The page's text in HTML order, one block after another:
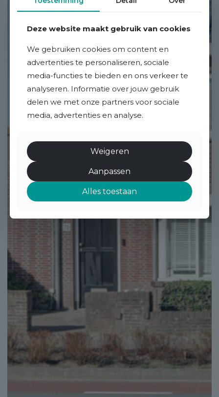
Deze website maakt gebruik van cookies
We gebruiken cookies om content en
advertenties te personaliseren, sociale
media-functies te bieden en ons verkeer te
analyseren. Informatie over jouw gebruik
delen we met onze partners voor sociale
media, advertenties en analyse.
Weigeren
Aanpassen
Alles toestaan